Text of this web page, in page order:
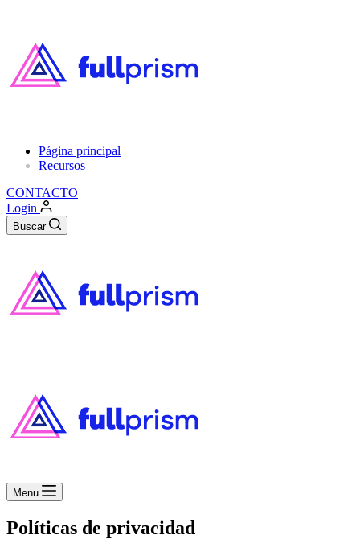
Página principal
Recursos
CONTACTO
Login
Buscar
Menu
Políticas de privacidad